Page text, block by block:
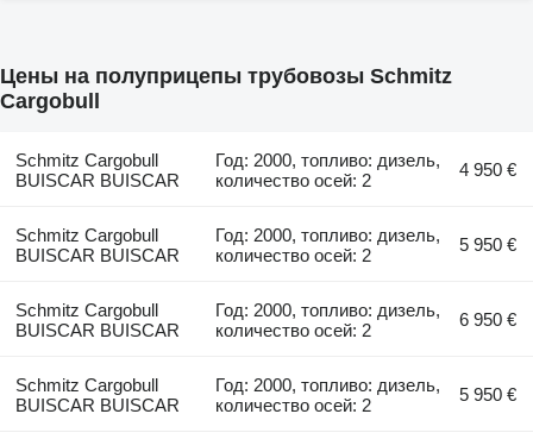
Цены на полуприцепы трубовозы Schmitz
Cargobull
Schmitz Cargobull
BUISCAR BUISCAR
Год: 2000, топливо: дизель,
количество осей: 2
4 950 €
Schmitz Cargobull
BUISCAR BUISCAR
Год: 2000, топливо: дизель,
количество осей: 2
5 950 €
Schmitz Cargobull
BUISCAR BUISCAR
Год: 2000, топливо: дизель,
количество осей: 2
6 950 €
Schmitz Cargobull
BUISCAR BUISCAR
Год: 2000, топливо: дизель,
количество осей: 2
5 950 €